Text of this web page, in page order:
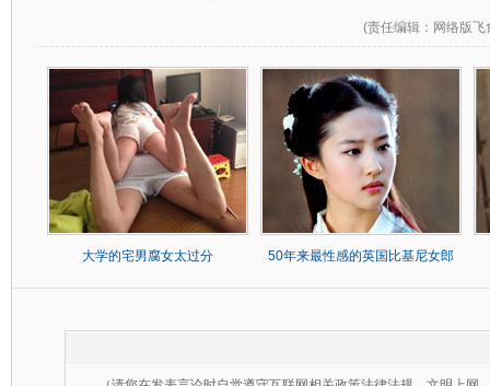
(责任编辑 ：网络版
大学的宅男腐女太过分 50年来最性感的英国比基尼女郎